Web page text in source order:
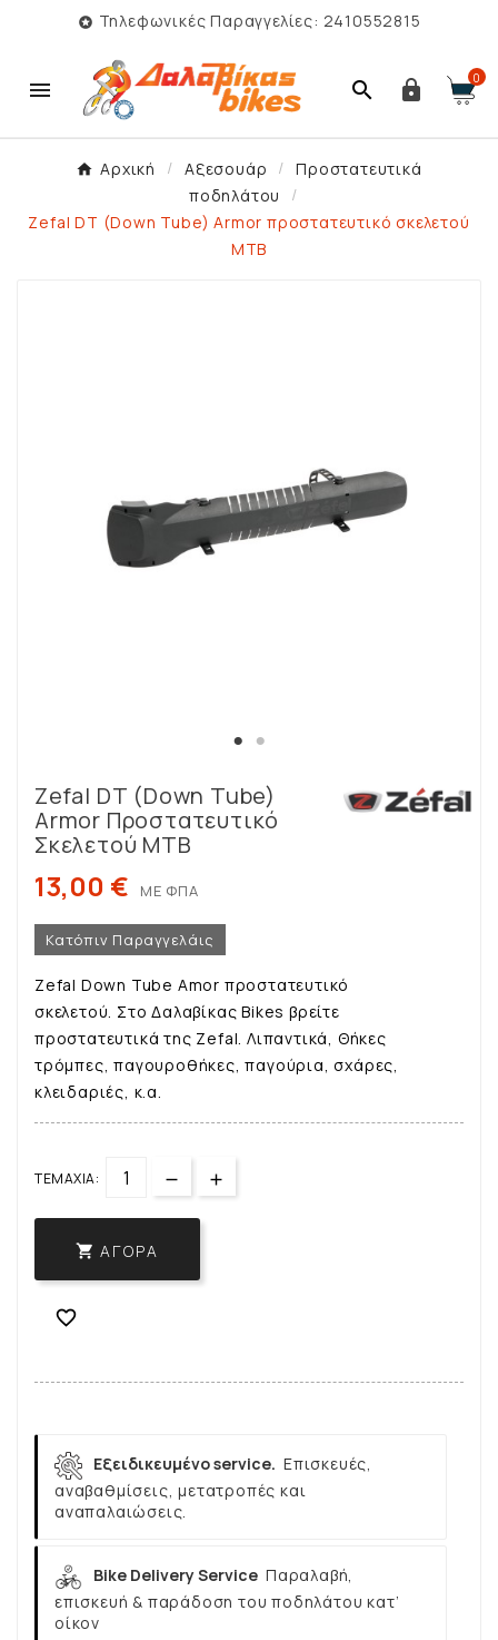
 Τηλεφωνικές Παραγγελίες: 2410552815
   0
Αρχική Αξεσουάρ
Προστατευτικά
ποδηλάτου
Zefal DT (Down Tube) Armor προστατευτικό σκελετού
MTB
Zefal DT (Down Tube)
Armor Προστατευτικό
Σκελετού MTB
13,00 € ΜΕ ΦΠΑ
Κατόπιν Παραγγελάις
Zefal Down Tube Amor προστατευτικό
σκελετού. Στο Δαλαβίκας Bikes βρείτε
προστατευτικά της Zefal. Λιπαντικά, Θήκες
τρόμπες, παγουροθήκες, παγούρια, σχάρες,
κλειδαριές, κ.α.
ΤΕΜΆΧΙΑ:
 ΑΓΟΡΆ

Εξειδικευμένο service. Επισκευές,
αναβαθμίσεις, μετατροπές και
αναπαλαιώσεις.
Bike Delivery Service Παραλαβή,
επισκευή & παράδοση του ποδηλάτου κατ’
οίκον